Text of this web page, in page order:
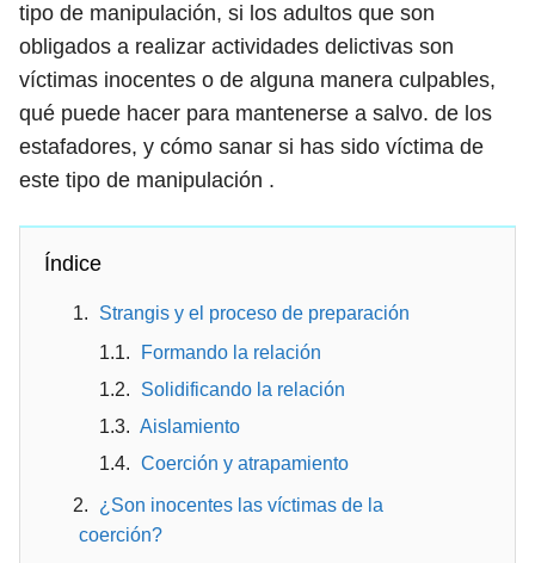
tipo de manipulación, si los adultos que son
obligados a realizar actividades delictivas son
víctimas inocentes o de alguna manera culpables,
qué puede hacer para mantenerse a salvo. de los
estafadores, y cómo sanar si has sido víctima de
este tipo de manipulación .
Índice
Strangis y el proceso de preparación
Formando la relación
Solidificando la relación
Aislamiento
Coerción y atrapamiento
¿Son inocentes las víctimas de la
coerción?